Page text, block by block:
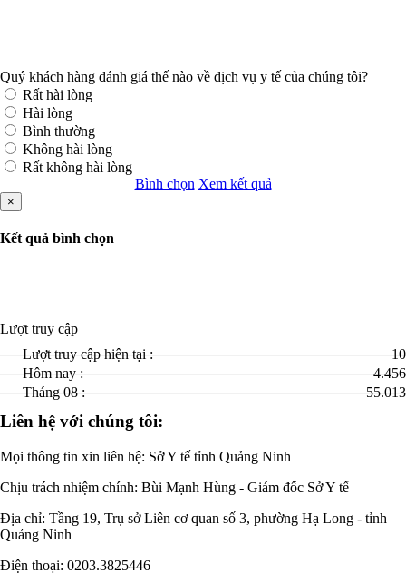
Quý khách hàng đánh giá thế nào về dịch vụ y tế của chúng tôi?
Rất hài lòng
Hài lòng
Bình thường
Không hài lòng
Rất không hài lòng
Bình chọn Xem kết quả
×
Kết quả bình chọn
Lượt truy cập
Lượt truy cập hiện tại :
10
Hôm nay :
4.456
Tháng 08 :
55.013
Liên hệ với chúng tôi:
Mọi thông tin xin liên hệ: Sở Y tế tỉnh Quảng Ninh
Chịu trách nhiệm chính: Bùi Mạnh Hùng - Giám đốc Sở Y tế
Địa chỉ: Tầng 19, Trụ sở Liên cơ quan số 3, phường Hạ Long - tỉnh
Quảng Ninh
Điện thoại: 0203.3825446